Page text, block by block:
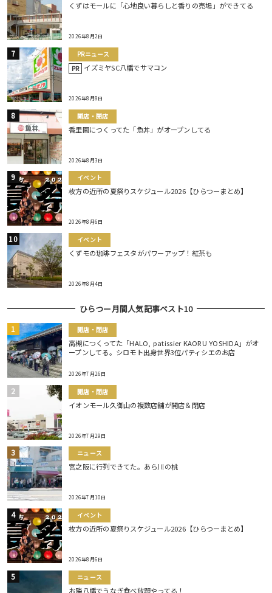
くずはモールに「心地良い暮らしと香りの売場」ができてる
2026年8月2日
PRニュース
PR イズミヤSC八幡でサマコン
2026年8月8日
開店・閉店
香里園につくってた「魚丼」がオープンしてる
2026年8月3日
イベント
枚方の近所の夏祭りスケジュール2026【ひらつーまとめ】
2026年8月6日
イベント
くずモの珈琲フェスタがパワーアップ！紅茶も
2026年8月4日
ひらつー月間人気記事ベスト10
開店・閉店
高槻につくってた「HALO, patissier KAORU YOSHIDA」がオ
ープンしてる。シロモト出身世界3位パティシエのお店
2026年7月26日
開店・閉店
イオンモール久御山の複数店舗が開店＆閉店
2026年7月29日
ニュース
宮之阪に行列できてた。あら川の桃
2026年7月10日
イベント
枚方の近所の夏祭りスケジュール2026【ひらつーまとめ】
2026年8月6日
ニュース
お隣八幡でうなぎ食べ放題やってる！